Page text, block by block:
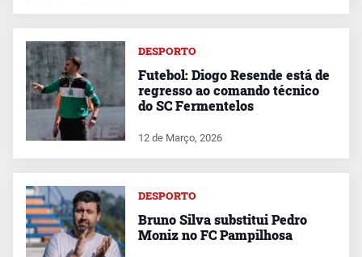
DESPORTO
Futebol: Diogo Resende está de
regresso ao comando técnico
do SC Fermentelos
12 de Março, 2026
DESPORTO
Bruno Silva substitui Pedro
Moniz no FC Pampilhosa